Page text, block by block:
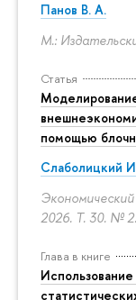
Панов В. А.
М.:
Статья
помощью
Слаболицкий
2026. Т. 30. № 2.
Глава в книге